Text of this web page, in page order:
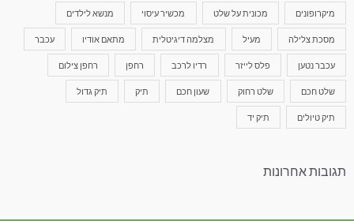
מיקרופונים מכונית על שלט מכשיר עיסוי מנשא לילדים
מסכת צלילה מעיל מצלמה דיגיטלית מתאם אודיו עכבר
עכבר נטען פלס לייזר רדיו לרכב רחפן רחפן צילום
שלט חכם שלט רחוק שעון חכם תיק תיק גדול
תיק טיולים תיק יד
תגובות אחרונות